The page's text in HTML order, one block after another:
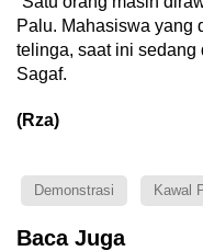
Palu. Mahasiswa yang
telinga, saat ini sedang
Sagaf.
(Rza)
Demonstrasi Kawal
Baca Juga